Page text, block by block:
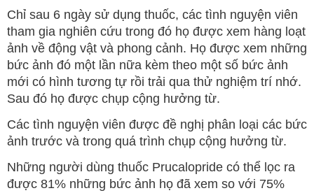
Chỉ sau 6 ngày sử dụng thuốc, các tình nguyện viên
tham gia nghiên cứu trong đó họ được xem hàng loạt
ảnh về động vật và phong cảnh. Họ được xem những
bức ảnh đó một lần nữa kèm theo một số bức ảnh
mới có hình tương tự rồi trải qua thử nghiệm trí nhớ.
Sau đó họ được chụp cộng hưởng từ.
Các tình nguyện viên được đề nghị phân loại các bức
ảnh trước và trong quá trình chụp cộng hưởng từ.
Những người dùng thuốc Prucalopride có thể lọc ra
được 81% những bức ảnh họ đã xem so với 75%